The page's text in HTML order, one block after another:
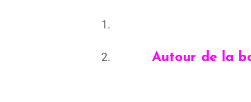
Autour de la